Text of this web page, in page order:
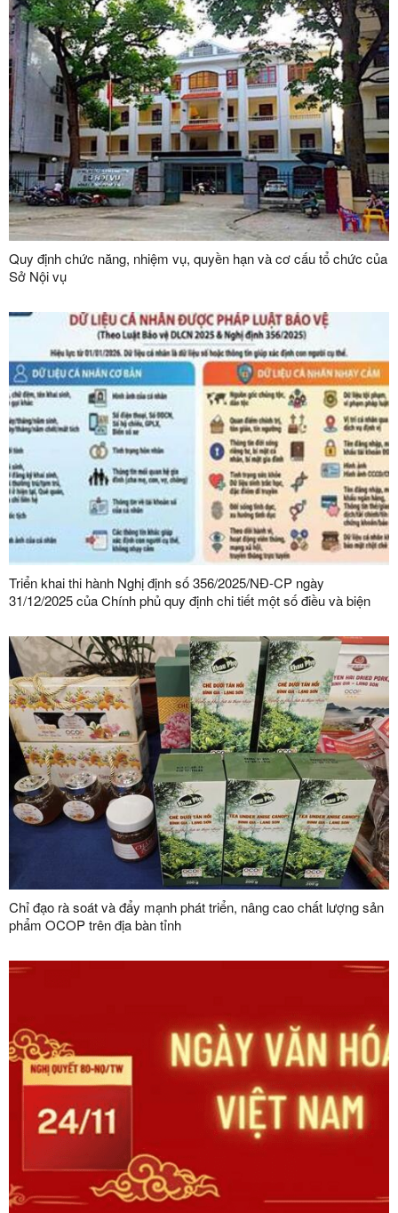
Quy định chức năng, nhiệm vụ, quyền hạn và cơ cấu tổ chức của
Sở Nội vụ
Triển khai thi hành Nghị định số 356/2025/NĐ-CP ngày
31/12/2025 của Chính phủ quy định chi tiết một số điều và biện
Sơn
Chỉ đạo rà soát và đẩy mạnh phát triển, nâng cao chất lượng sản
phẩm OCOP trên địa bàn tỉnh